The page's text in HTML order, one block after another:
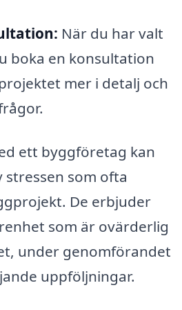
När du har valt
boka en konsultation
mer i detalj och
ett byggföretag kan
som ofta
De erbjuder
som är ovärderlig
under genomförandet
uppföljningar.